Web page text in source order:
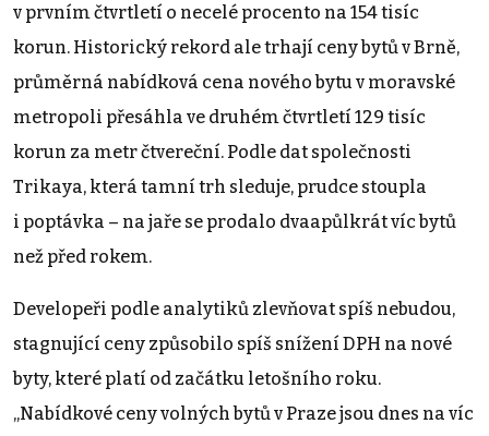
v prvním čtvrtletí o necelé procento na 154 tisíc
korun. Historický rekord ale trhají ceny bytů v Brně,
průměrná nabídková cena nového bytu v moravské
metropoli přesáhla ve druhém čtvrtletí 129 tisíc
korun za metr čtvereční. Podle dat společnosti
Trikaya, která tamní trh sleduje, prudce stoupla
i poptávka – na jaře se prodalo dvaapůlkrát víc bytů
než před rokem.
Developeři podle analytiků zlevňovat spíš nebudou,
stagnující ceny způsobilo spíš snížení DPH na nové
byty, které platí od začátku letošního roku.
„Nabídkové ceny volných bytů v Praze jsou dnes na víc